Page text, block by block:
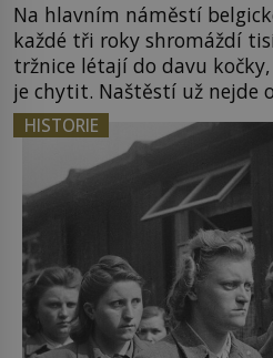
Na hlavním náměstí
každé tři roky shromáždí
tržnice létají do davu
je chytit. Naštěstí už nejde
jenom o plyšové suvenýry.
Tato veselá podívaná
nejpodivnějších a zároveň
HISTORIE